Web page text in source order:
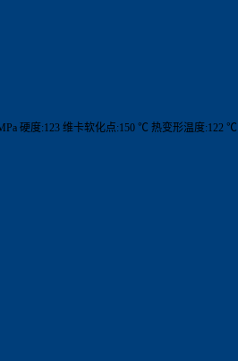
硬度:123 维卡软化点:150 ℃ 热变形温度:122 ℃